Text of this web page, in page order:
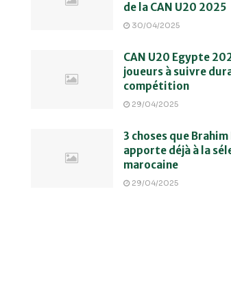
de la CAN U20 2025
30/04/2025
CAN U20 Egypte
joueurs à suivre
compétition
29/04/2025
3 choses que Brahim
apporte déjà à la
marocaine
29/04/2025